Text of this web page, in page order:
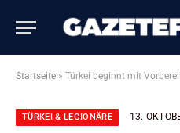
Startseite » Türkei beginnt mit Vorbereitungen
TÜRKEI & LEGIONÄRE 13.